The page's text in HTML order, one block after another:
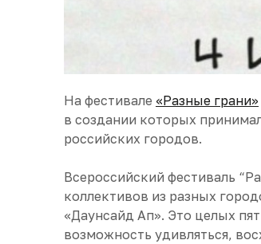
На фестивале «Разные грани»
в создании которых
российских городов.
Всероссийский фестиваль
коллективов из разных
«Даунсайд Ап». Это целых
возможность удивляться,